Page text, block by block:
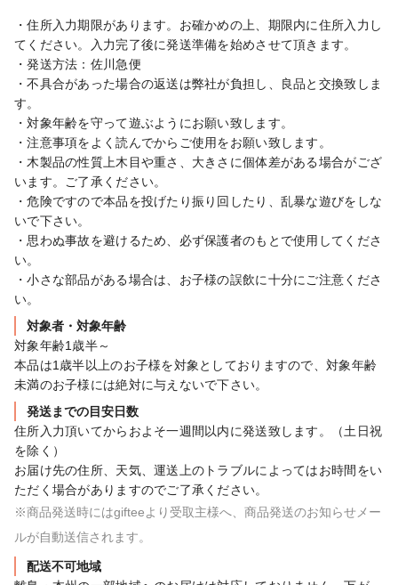
・住所入力期限があります。お確かめの上、期限内に住所入力し
てください。入力完了後に発送準備を始めさせて頂きます。
・発送方法：佐川急便
・不具合があった場合の返送は弊社が負担し、良品と交換致しま
す。
・対象年齢を守って遊ぶようにお願い致します。
・注意事項をよく読んでからご使用をお願い致します。
・木製品の性質上木目や重さ、大きさに個体差がある場合がござ
います。ご了承ください。
・危険ですので本品を投げたり振り回したり、乱暴な遊びをしな
いで下さい。
・思わぬ事故を避けるため、必ず保護者のもとで使用してくださ
い。
・小さな部品がある場合は、お子様の誤飲に十分にご注意くださ
い。
対象者・対象年齢
対象年齢1歳半～
本品は1歳半以上のお子様を対象としておりますので、対象年齢
未満のお子様には絶対に与えないで下さい。
発送までの目安日数
住所入力頂いてからおよそ一週間以内に発送致します。（土日祝
を除く）
お届け先の住所、天気、運送上のトラブルによってはお時間をい
ただく場合がありますのでご了承ください。
※商品発送時にはgifteeより受取主様へ、商品発送のお知らせメー
ルが自動送信されます。
配送不可地域